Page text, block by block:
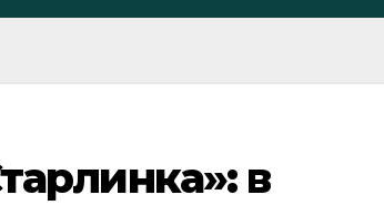
в